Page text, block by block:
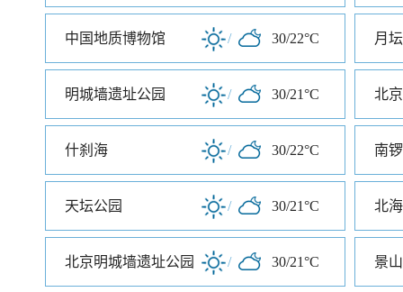
中国地质博物馆 / 30/22°C 月
明城墙遗址公园 / 30/21°C 北
什刹海 / 30/22°C 南
天坛公园 / 30/21°C 北
北京明城墙遗址公园 / 30/21°C 景